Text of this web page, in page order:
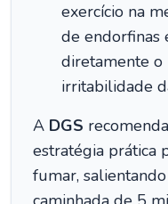
exercício na
de endorfinas
diretamente o
irritabilidade
A DGS
estratégia prática
fumar,